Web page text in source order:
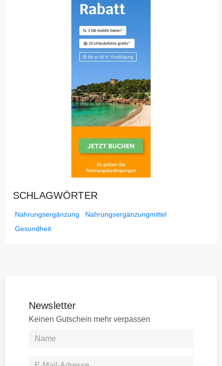
SCHLAGWÖRTER
Nahrungsergänzung
Nahrungsergänzungmittel
Gesundheit
Newsletter
Keinen Gutschein mehr verpassen